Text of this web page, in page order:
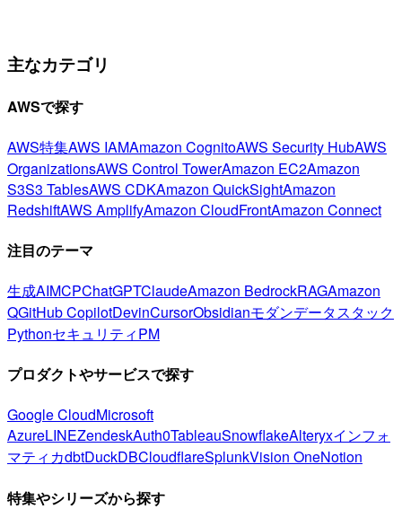
主なカテゴリ
AWSで探す
AWS特集AWS IAMAmazon CognitoAWS Security HubAWS
OrganizationsAWS Control TowerAmazon EC2Amazon
S3S3 TablesAWS CDKAmazon QuickSightAmazon
RedshiftAWS AmplifyAmazon CloudFrontAmazon Connect
注目のテーマ
生成AIMCPChatGPTClaudeAmazon BedrockRAGAmazon
QGitHub CopilotDevinCursorObsidianモダンデータスタック
PythonセキュリティPM
プロダクトやサービスで探す
Google CloudMicrosoft
AzureLINEZendeskAuth0TableauSnowflakeAlteryxインフォ
マティカdbtDuckDBCloudflareSplunkVision OneNotion
特集やシリーズから探す